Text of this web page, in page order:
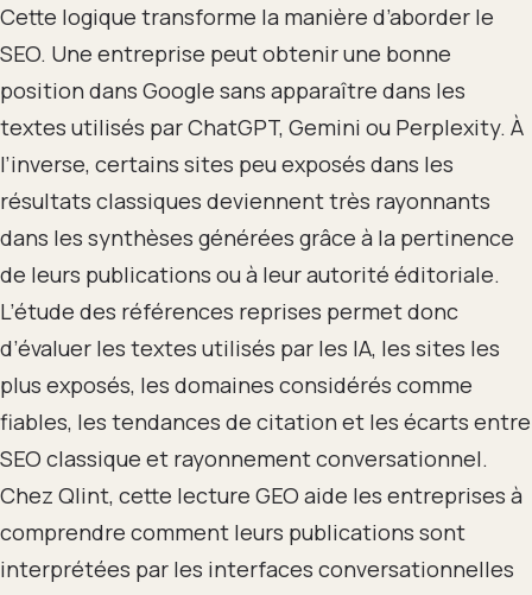
Cette logique transforme la manière d’aborder le
SEO. Une entreprise peut obtenir une bonne
position dans Google sans apparaître dans les
textes utilisés par ChatGPT, Gemini ou Perplexity. À
l’inverse, certains sites peu exposés dans les
résultats classiques deviennent très rayonnants
dans les synthèses générées grâce à la pertinence
de leurs publications ou à leur autorité éditoriale.
L’étude des références reprises permet donc
d’évaluer les textes utilisés par les IA, les sites les
plus exposés, les domaines considérés comme
fiables, les tendances de citation et les écarts entre
SEO classique et rayonnement conversationnel.
Chez Qlint, cette lecture GEO aide les entreprises à
comprendre comment leurs publications sont
interprétées par les interfaces conversationnelles